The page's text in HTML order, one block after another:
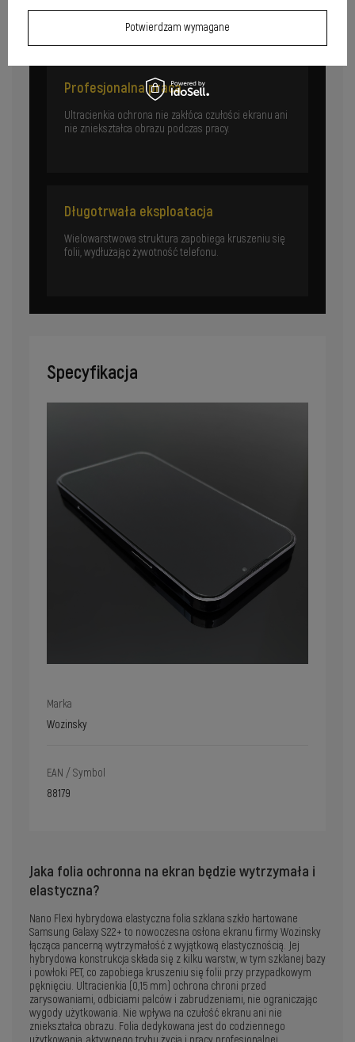
Profesjonalna praca
Ultracienkia ochrona nie zakłóca czułości ekranu ani
nie zniekształca obrazu podczas pracy.
Długotrwała eksploatacja
Wielowarstwowa struktura zapobiega kruszeniu się
folii, wydłużając żywotność telefonu.
Specyfikacja
Marka
Wozinsky
EAN / Symbol
88179
Jaka folia ochronna na ekran będzie wytrzymała i
elastyczna?
Nano Flexi hybrydowa elastyczna folia szklana szkło hartowane
Samsung Galaxy S22+ to nowoczesna osłona ekranu firmy Wozinsky
łącząca pancerną wytrzymałość z wyjątkową elastycznością. Jej
hybrydowa konstrukcja składa się z kilku warstw, w tym szklanej bazy
i powłoki PET, co zapobiega kruszeniu się folii przy przypadkowym
pęknięciu. Ultracienkia (0,15 mm) ochrona chroni przed
zarysowaniami, odbiciami palców i zabrudzeniami, nie ograniczając
wygody użytkowania. Nie wpływa na czułość ekranu ani nie
zniekształca obrazu. Folia dedykowana jest do codziennego
Potwierdzam wymagane